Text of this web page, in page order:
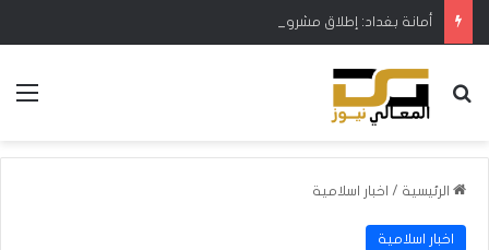
بحث عن
الرئيسية / اخبار اسلامية
اخبار اسلامية